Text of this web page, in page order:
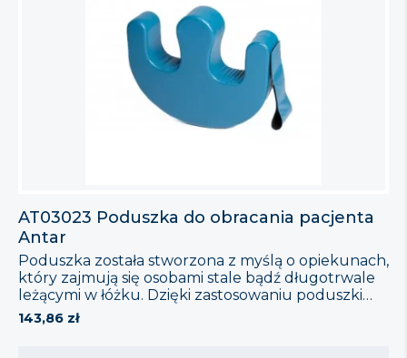
AT03023 Poduszka do obracania pacjenta
Antar
143,86 zł
Poduszka została stworzona z myślą o opiekunach,
który zajmują się osobami stale bądź długotrwale
leżącymi w łóżku. Dzięki zastosowaniu poduszki
obracanie pacjenta nie będzie wymagało dużej siły,
a dla osoby leżącej czynność ta będzie